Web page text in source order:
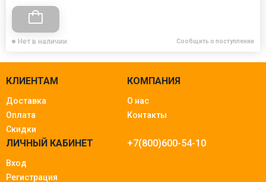
Нет в наличии Сообщить о поступлении
КЛИЕНТАМ
Доставка
Оплата
Скидки
КОМПАНИЯ
О нас
Контакты
ЛИЧНЫЙ КАБИНЕТ
Вход
Регистрация
+7(800)600-54-10